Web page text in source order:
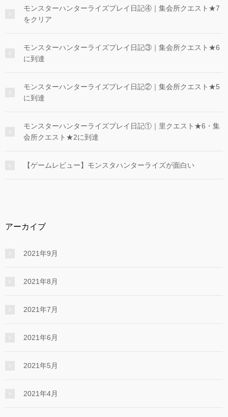
モンスターハンターライズプレイ日記④｜集会所クエスト★7
をクリア
モンスターハンターライズプレイ日記③｜集会所クエスト★6
に到達
モンスターハンターライズプレイ日記②｜集会所クエスト★5
に到達
モンスターハンターライズプレイ日記①｜里クエスト★6・集
会所クエスト★2に到達
【ゲームレビュー】モンスタハンターライズが面白い
アーカイブ
2021年9月
2021年8月
2021年7月
2021年6月
2021年5月
2021年4月